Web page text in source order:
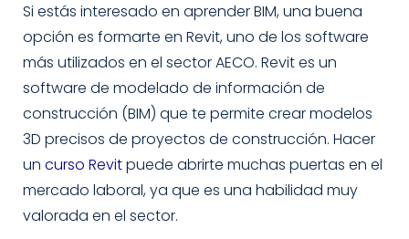
Si estás interesado en aprender BIM, una buena
opción es formarte en Revit, uno de los software
más utilizados en el sector AECO. Revit es un
software de modelado de información de
construcción (BIM) que te permite crear modelos
3D precisos de proyectos de construcción. Hacer
un curso Revitpuede abrirte muchas puertas en el
mercado laboral, ya que es una habilidad muy
valorada en el sector.